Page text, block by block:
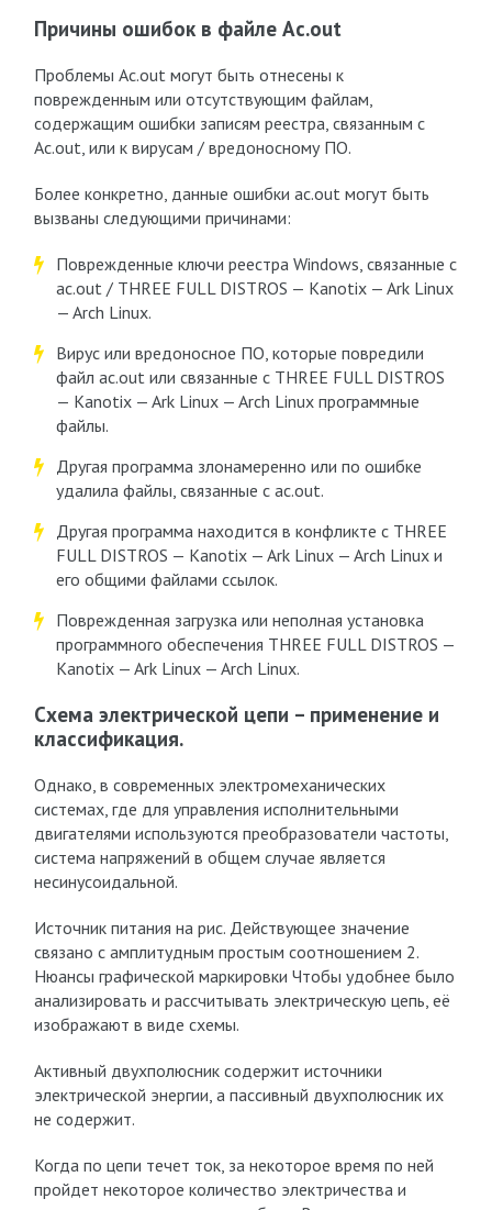
Причины ошибок в файле Ac.out
Проблемы Ac.out могут быть отнесены к
поврежденным или отсутствующим файлам,
содержащим ошибки записям реестра, связанным с
Ac.out, или к вирусам / вредоносному ПО.
Более конкретно, данные ошибки ac.out могут быть
вызваны следующими причинами:
Поврежденные ключи реестра Windows, связанные с
ac.out / THREE FULL DISTROS — Kanotix — Ark Linux
— Arch Linux.
Вирус или вредоносное ПО, которые повредили
файл ac.out или связанные с THREE FULL DISTROS
— Kanotix — Ark Linux — Arch Linux программные
файлы.
Другая программа злонамеренно или по ошибке
удалила файлы, связанные с ac.out.
Другая программа находится в конфликте с THREE
FULL DISTROS — Kanotix — Ark Linux — Arch Linux и
его общими файлами ссылок.
Поврежденная загрузка или неполная установка
программного обеспечения THREE FULL DISTROS —
Kanotix — Ark Linux — Arch Linux.
Схема электрической цепи – применение и
классификация.
Однако, в современных электромеханических
системах, где для управления исполнительными
двигателями используются преобразователи частоты,
система напряжений в общем случае является
несинусоидальной.
Источник питания на рис. Действующее значение
связано с амплитудным простым соотношением 2.
Нюансы графической маркировки Чтобы удобнее было
анализировать и рассчитывать электрическую цепь, её
изображают в виде схемы.
Активный двухполюсник содержит источники
электрической энергии, а пассивный двухполюсник их
не содержит.
Когда по цепи течет ток, за некоторое время по ней
пройдет некоторое количество электричества и